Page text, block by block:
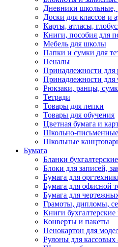
Дневники школьные,
Доски для классов и
Карты, атласы,
Книги, пособия для
Мебель для школы
Папки и сумки для
Пеналы
Принадлежности для
Принадлежности для
Рюкзаки, ранцы,
Тетради
Товары для лепки
Товары для обучения
Цветная бумага и
Школьно-
Школьные
Бумага
Бланки
Блоки для записей,
Бумага для
Бумага для офисной
Бумага для
Грамоты, дипломы,
Книги
Конверты и пакеты
Пенокартон для
Рулоны для кассовых